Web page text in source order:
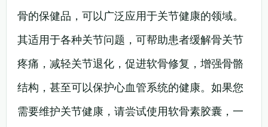
骨的保健品，可以广泛应用于关节健康的领域。
其适用于各种关节问题，可帮助患者缓解骨关节
疼痛，减轻关节退化，促进软骨修复，增强骨骼
结构，甚至可以保护心血管系统的健康。如果您
需要维护关节健康，请尝试使用软骨素胶囊，一